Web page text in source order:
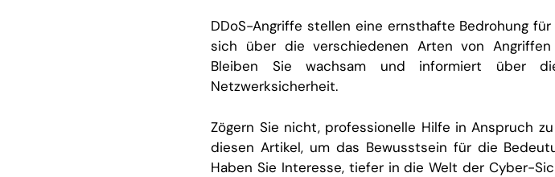
DDoS-Angriffe stellen eine ernsthafte Bedrohung
sich über die verschiedenen Arten von
Bleiben Sie wachsam und informiert über
Netzwerksicherheit.
Zögern Sie nicht, professionelle Hilfe in Anspruch
diesen Artikel, um das Bewusstsein für die
Haben Sie Interesse, tiefer in die Welt der Cyber-